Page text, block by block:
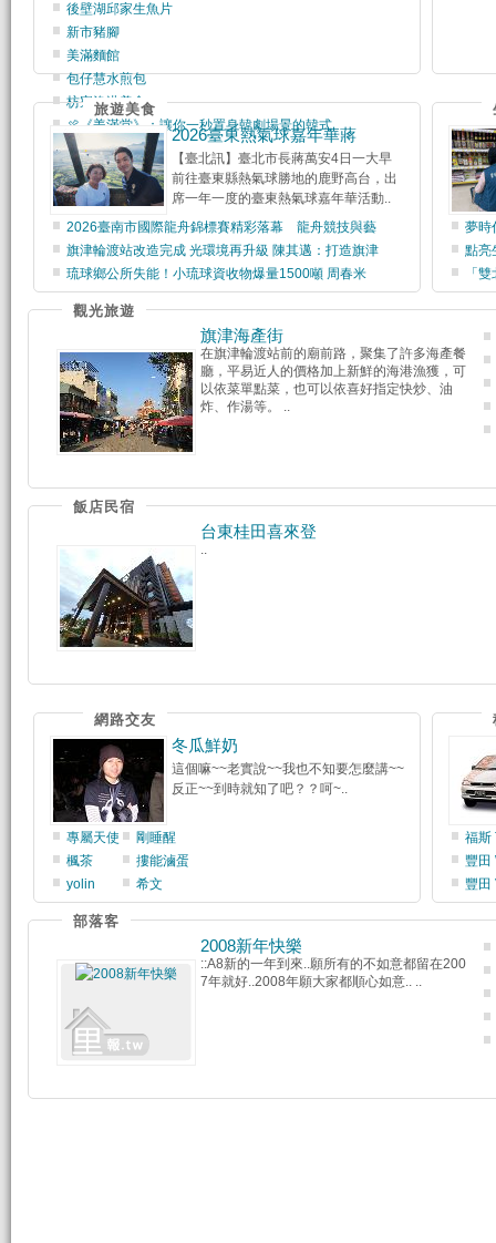
後壁湖邱家生魚片
新市豬腳
美滿麵館
包仔慧水煎包
枋寮漁港美食
🍖《姜滿堂》：讓你一秒置身韓劇場景的韓式
旅遊美食
2026臺東熱氣球嘉年華蔣
【臺北訊】臺北市長蔣萬安4日一大早
前往臺東縣熱氣球勝地的鹿野高台，出
席一年一度的臺東熱氣球嘉年華活動..
2026臺南市國際龍舟錦標賽精彩落幕 龍舟競技與藝
旗津輪渡站改造完成 光環境再升級 陳其邁：打造旗津
琉球鄉公所失能！小琉球資收物爆量1500噸 周春米
夢時
點亮
「
觀光旅遊
旗津海產街
在旗津輪渡站前的廟前路，聚集了許多海產餐
廳，平易近人的價格加上新鮮的海港漁獲，可
以依菜單點菜，也可以依喜好指定快炒、油
炸、作湯等。 ..
飯店民宿
台東桂田喜來登
..
網路交友
冬瓜鮮奶
這個嘛~~老實說~~我也不知要怎麼講~~
反正~~到時就知了吧？？呵~..
專屬天使
楓茶
yolin
剛睡醒
摟能滷蛋
希文
福斯
豐田
豐田
部落客
2008新年快樂
::A8新的一年到來..願所有的不如意都留在200
7年就好..2008年願大家都順心如意.. ..